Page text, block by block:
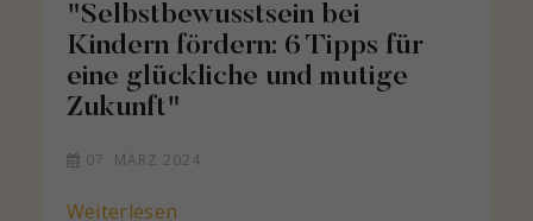
"Selbstbewusstsein bei
Kindern fördern: 6 Tipps für
eine glückliche und mutige
Zukunft"
07. MÄRZ 2024
Weiterlesen